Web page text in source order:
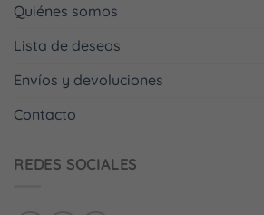
Quiénes somos
Lista de deseos
Envíos y devoluciones
Contacto
REDES SOCIALES